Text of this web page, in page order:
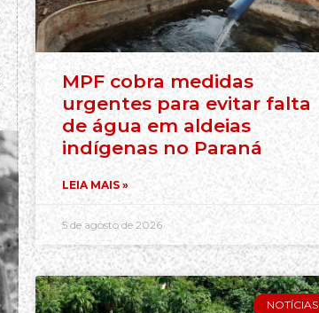
MPF cobra medidas
urgentes para evitar falta
de água em aldeias
indígenas no Paraná
LEIA MAIS »
5 de agosto de 2026
NOTÍCIAS